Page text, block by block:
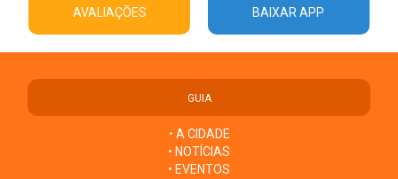
AVALIAÇÕES BAIXAR APP
GUIA
• A CIDADE
• NOTÍCIAS
• EVENTOS